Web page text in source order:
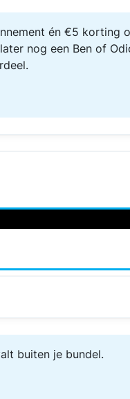
én €5 korting
nog een Ben of
buiten je bundel.